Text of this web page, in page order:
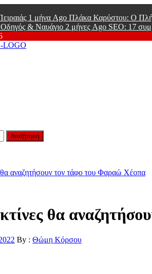
1 μήνα Ago Πλάκα Καρύστου: Ο
Οδηγός & Ναυάγιο 2 μήνες Ago SEO: 17
για Aνδρες
θα αναζητήσουν τον τάφο του Φαραώ Χέοπα
θα
By : Θώμη Κόρσου